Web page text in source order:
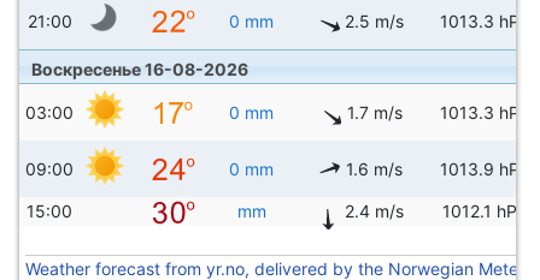
21:00 0 mm 2.5 m/s 1013.3 hPa
Воскресенье 16-08-2026
03:00 0 mm 1.7 m/s 1013.3 hPa
09:00 0 mm 1.6 m/s 1013.9 hPa
15:00 mm 2.4 m/s 1012.1 hPa
Weather forecast from yr.no, delivered by the Norwegian